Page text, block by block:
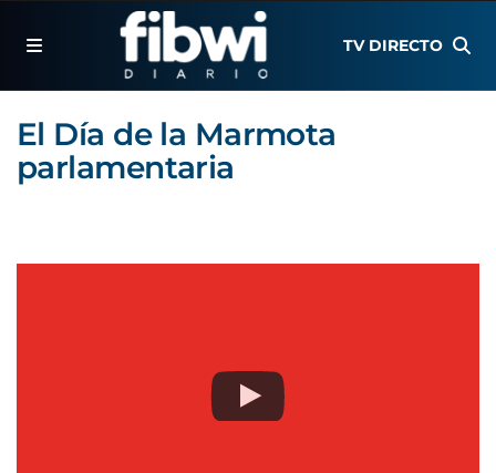
TV DIRECTO
El Día de la Marmota
parlamentaria